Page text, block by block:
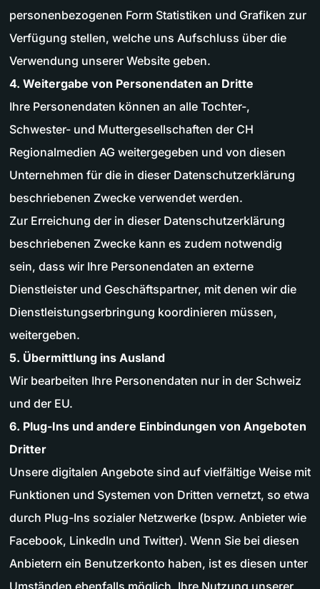
personenbezogenen Form Statistiken und Grafiken zur
Verfügung stellen, welche uns Aufschluss über die
Verwendung unserer Website geben.
4. Weitergabe von Personendaten an Dritte
Ihre Personendaten können an alle Tochter-,
Schwester- und Muttergesellschaften der CH
Regionalmedien AG weitergegeben und von diesen
Unternehmen für die in dieser Datenschutzerklärung
beschriebenen Zwecke verwendet werden.
Zur Erreichung der in dieser Datenschutzerklärung
beschriebenen Zwecke kann es zudem notwendig
sein, dass wir Ihre Personendaten an externe
Dienstleister und Geschäftspartner, mit denen wir die
Dienstleistungserbringung koordinieren müssen,
weitergeben.
5. Übermittlung ins Ausland
Wir bearbeiten Ihre Personendaten nur in der Schweiz
und der EU.
6. Plug-Ins und andere Einbindungen von Angeboten
Dritter
Unsere digitalen Angebote sind auf vielfältige Weise mit
Funktionen und Systemen von Dritten vernetzt, so etwa
durch Plug-Ins sozialer Netzwerke (bspw. Anbieter wie
Facebook, LinkedIn und Twitter). Wenn Sie bei diesen
Anbietern ein Benutzerkonto haben, ist es diesen unter
Umständen ebenfalls möglich, Ihre Nutzung unserer